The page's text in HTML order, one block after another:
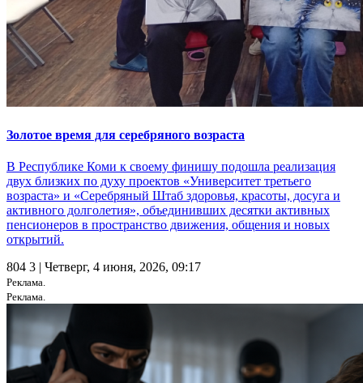
Золотое время для серебряного возраста
В Республике Коми к своему финишу подошла реализация
двух близких по духу проектов «Университет третьего
возраста» и «Серебряный Штаб здоровья, красоты, досуга и
активного долголетия», объединивших десятки активных
пенсионеров в пространство движения, общения и новых
открытий.
804 3 | Четверг, 4 июня, 2026, 09:17
Реклама.
Реклама.